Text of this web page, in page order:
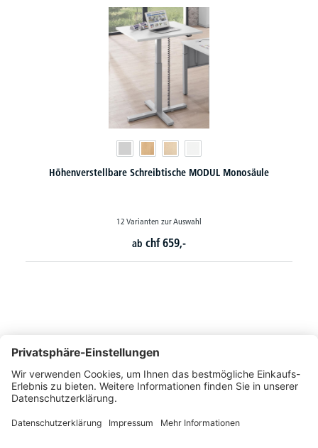
Klapptisch MODUL mit Rollen und T-Fuß Gestell
24 Varianten zur Auswahl
Montags bis Freitags von 08:30 - 17:00 Uhr
+41 44 240 / 11 55
+41 44 240 / 11 57
info@office-trade.ch